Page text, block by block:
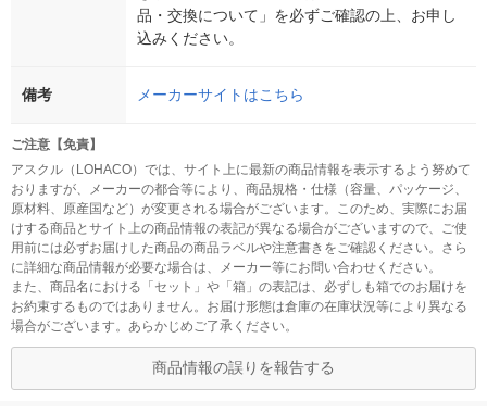
品・交換について」を必ずご確認の上、お申し
込みください。
備考 メーカーサイトはこちら
ご注意【免責】
アスクル（LOHACO）では、サイト上に最新の商品情報を表示するよう努めて
おりますが、メーカーの都合等により、商品規格・仕様（容量、パッケージ、
原材料、原産国など）が変更される場合がございます。このため、実際にお届
けする商品とサイト上の商品情報の表記が異なる場合がございますので、ご使
用前には必ずお届けした商品の商品ラベルや注意書きをご確認ください。さら
に詳細な商品情報が必要な場合は、メーカー等にお問い合わせください。
また、商品名における「セット」や「箱」の表記は、必ずしも箱でのお届けを
お約束するものではありません。お届け形態は倉庫の在庫状況等により異なる
場合がございます。あらかじめご了承ください。
商品情報の誤りを報告する